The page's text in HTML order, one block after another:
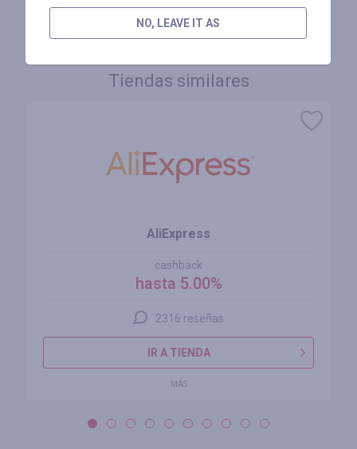
INICIE SESIÓN PARA DEJAR UNA RESEÑA
Tiendas similares
AliExpress
cashback
hasta 5.00%
2316 reseñas
IR A TIENDA
MÁS
NO, LEAVE IT AS